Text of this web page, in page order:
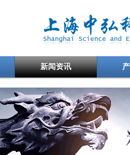
新闻资讯